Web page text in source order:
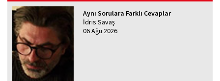
Aynı Sorulara Farklı Cevaplar
İdris Savaş
06 Ağu 2026